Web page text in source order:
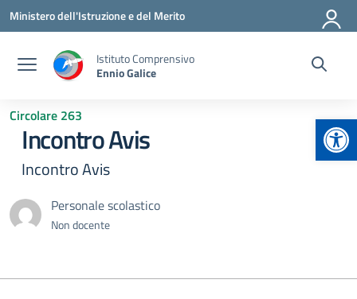
Vai ai contenuti
Vai al menu di navigazione
Vai al footer
Ministero dell'Istruzione e del Merito
Istituto Comprensivo
Ennio Galice
Circolare 263
Incontro Avis
Incontro Avis
Personale scolastico
Non docente